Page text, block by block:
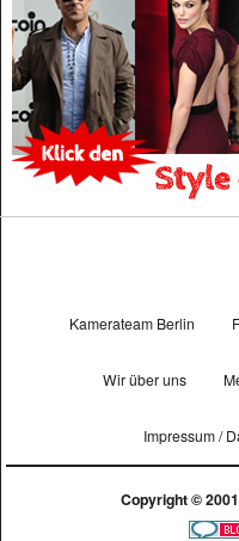
Kamerateam Berlin
Wir über uns
Impressum /
Copyright ©